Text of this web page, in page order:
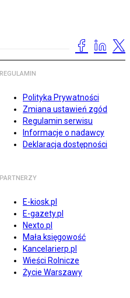
REGULAMIN
Polityka Prywatności
Zmiana ustawień zgód
Regulamin serwisu
Informacje o nadawcy
Deklaracja dostępności
PARTNERZY
E-kiosk.pl
E-gazety.pl
Nexto.pl
Mała księgowość
Kancelarierp.pl
Wieści Rolnicze
Życie Warszawy